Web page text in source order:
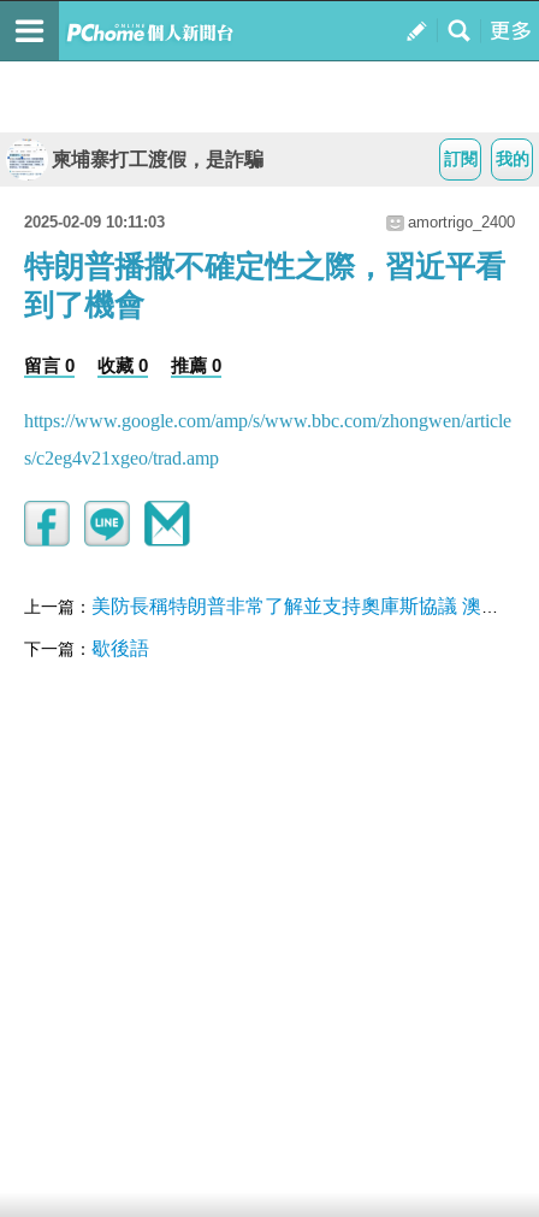
我的
訂閱
柬埔寨打工渡假，是詐騙
2025-02-09 10:11:03 amortrigo_2400
特朗普播撒不確定性之際，習近平看
到了機會
留言 0 收藏 0 推薦 0
https://www.google.com/amp/s/www.bbc.com/zhongwen/article
s/c2eg4v21xgeo/trad.amp
上一篇： 美防長稱特朗普非常了解並支持奧庫斯協議 澳洲首筆5億美元款項到位
下一篇： 歇後語